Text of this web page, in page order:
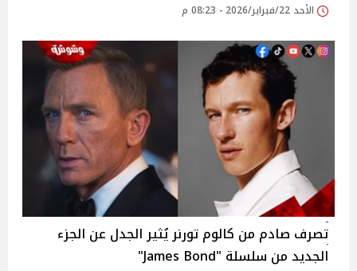
الأحد 22/فبراير/2026 - 08:23 م
تصرف صادم من كالوم تورنر يُثير الجدل عن الجزء
الجديد من سلسلة "James Bond"